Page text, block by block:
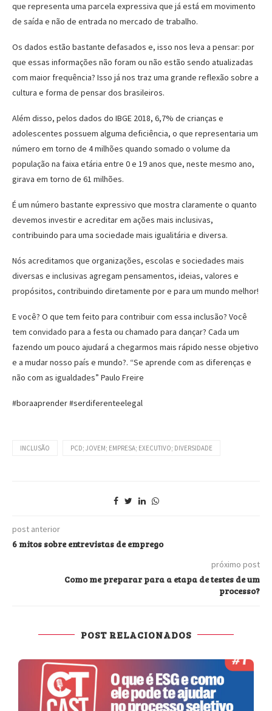
que representa uma parcela expressiva que já está em movimento
de saída e não de entrada no mercado de trabalho.
Os dados estão bastante defasados e, isso nos leva a pensar: por
que essas informações não foram ou não estão sendo atualizadas
com maior frequência? Isso já nos traz uma grande reflexão sobre a
cultura e forma de pensar dos brasileiros.
Além disso, pelos dados do IBGE 2018, 6,7% de crianças e
adolescentes possuem alguma deficiência, o que representaria um
número em torno de 4 milhões quando somado o volume da
população na faixa etária entre 0 e 19 anos que, neste mesmo ano,
girava em torno de 61 milhões.
É um número bastante expressivo que mostra claramente o quanto
devemos investir e acreditar em ações mais inclusivas,
contribuindo para uma sociedade mais igualitária e diversa.
Nós acreditamos que organizações, escolas e sociedades mais
diversas e inclusivas agregam pensamentos, ideias, valores e
propósitos, contribuindo diretamente por e para um mundo melhor!
E você? O que tem feito para contribuir com essa inclusão? Você
tem convidado para a festa ou chamado para dançar? Cada um
fazendo um pouco ajudará a chegarmos mais rápido nesse objetivo
e a mudar nosso país e mundo?. “Se aprende com as diferenças e
não com as igualdades” Paulo Freire
#boraaprender #serdiferenteelegal
INCLUSÃO PCD; JOVEM; EMPRESA; EXECUTIVO; DIVERSIDADE
post anterior
6 mitos sobre entrevistas de emprego
próximo post
Como me preparar para a etapa de testes de um
processo?
POST RELACIONADOS